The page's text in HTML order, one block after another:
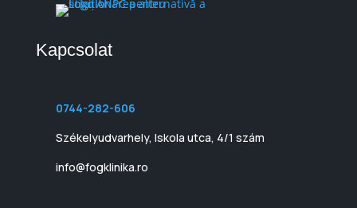
Kapcsolat
0744-282-606
Székelyudvarhely, Iskola utca, 4/1 szám
info@fogklinika.ro